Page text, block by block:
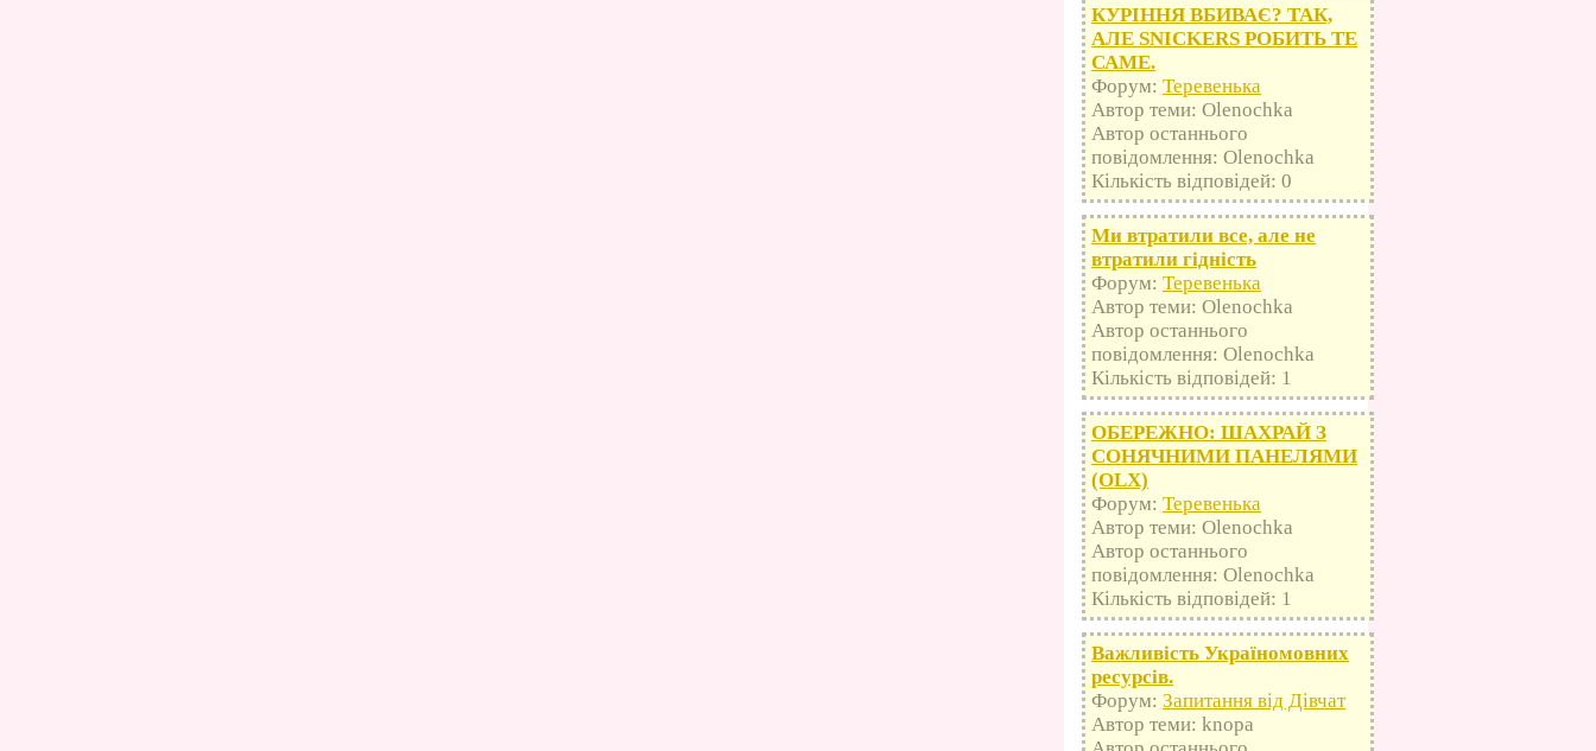
КУРІННЯ ВБИВАЄ? ТАК,
АЛЕ SNICKERS РОБИТЬ ТЕ
САМЕ.
Форум: Теревенька
Автор теми: Olenochka
Автор останнього
повідомлення: Olenochka
Кількість відповідей: 0
Ми втратили все, але не
втратили гідність
Форум: Теревенька
Автор теми: Olenochka
Автор останнього
повідомлення: Olenochka
Кількість відповідей: 1
ОБЕРЕЖНО: ШАХРАЙ З
СОНЯЧНИМИ ПАНЕЛЯМИ
(OLX)
Форум: Теревенька
Автор теми: Olenochka
Автор останнього
повідомлення: Olenochka
Кількість відповідей: 1
Важливість Україномовних
ресурсів.
Форум: Запитання від Дівчат
Автор теми: knopa